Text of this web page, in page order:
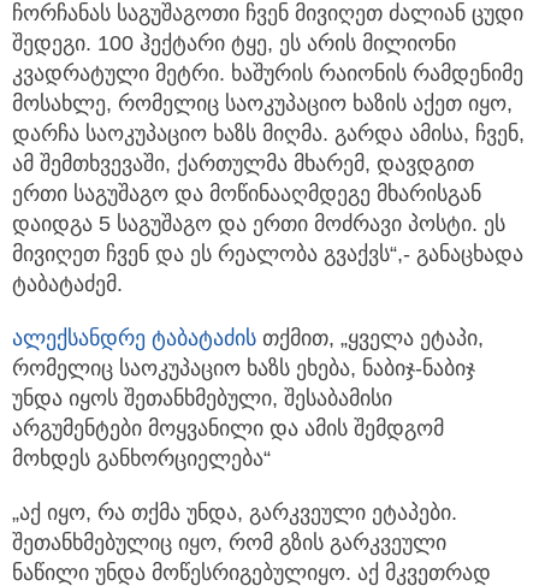
ჩორჩანას საგუშაგოთი ჩვენ მივიღეთ ძალიან ცუდი
შედეგი. 100 ჰექტარი ტყე, ეს არის მილიონი
კვადრატული მეტრი. ხაშურის რაიონის რამდენიმე
მოსახლე, რომელიც საოკუპაციო ხაზის აქეთ იყო,
დარჩა საოკუპაციო ხაზს მიღმა. გარდა ამისა, ჩვენ,
ამ შემთხვევაში, ქართულმა მხარემ, დავდგით
ერთი საგუშაგო და მოწინააღმდეგე მხარისგან
დაიდგა 5 საგუშაგო და ერთი მოძრავი პოსტი. ეს
მივიღეთ ჩვენ და ეს რეალობა გვაქვს“,- განაცხადა
ტაბატაძემ.
ალექსანდრე ტაბატაძის თქმით, „ყველა ეტაპი,
რომელიც საოკუპაციო ხაზს ეხება, ნაბიჯ-ნაბიჯ
უნდა იყოს შეთანხმებული, შესაბამისი
არგუმენტები მოყვანილი და ამის შემდგომ
მოხდეს განხორციელება“
„აქ იყო, რა თქმა უნდა, გარკვეული ეტაპები.
შეთანხმებულიც იყო, რომ გზის გარკვეული
ნაწილი უნდა მოწესრიგებულიყო. აქ მკვეთრად